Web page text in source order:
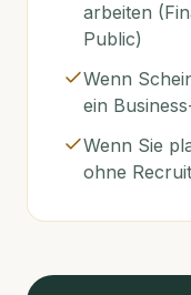
arbeiten
Public)
Wenn
ein
Wenn Sie
ohne